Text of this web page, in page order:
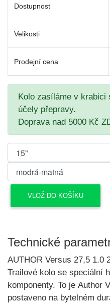
Dostupnost
Velikosti
Prodejní cena
Kolo zasíláme v krabici
účely přepravy.
Doprava nad 5000 Kč
Technické
AUTHOR Versus 27,5 1.0
Trailové kolo se speciální
komponenty. To je Author
postaveno na bytelném